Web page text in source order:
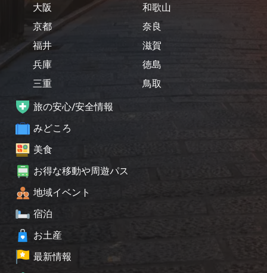
大阪
京都
福井
兵庫
三重
和歌山
奈良
滋賀
徳島
鳥取
旅の安心/安全情報
みどころ
美食
お得な移動や周遊パス
地域イベント
宿泊
お土産
最新情報